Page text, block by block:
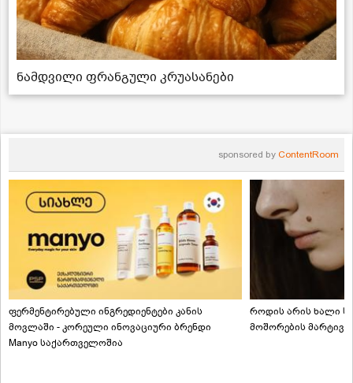
ნამდვილი ფრანგული კრუასანები
sponsored by ContentRoom
ფერმენტირებული ინგრედიენტები კანის
მოვლაში - კორეული ინოვაციური ბრენდი
Manyo საქართველოშია
როდის არის ხალი
მოშორების